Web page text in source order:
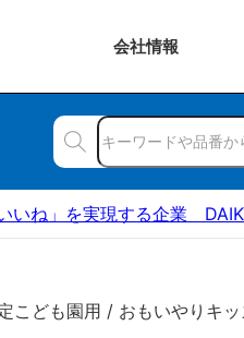
会社情報
いね」を実現する企業
こども園用 / おもいやりキ